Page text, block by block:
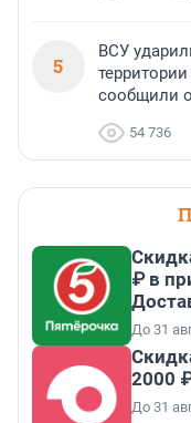
5
ВСУ
сообщили
54 736
₽ в
До 31
2000
До 31